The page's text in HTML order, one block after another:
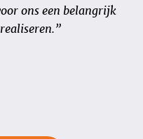
Allemaal losse
worden. Een
ons een belangrijk